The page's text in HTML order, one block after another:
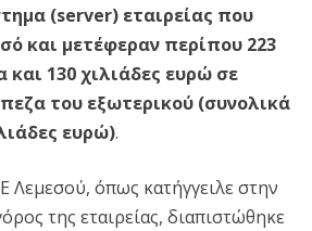
(server) εταιρείας που
και μετέφεραν περίπου 223
και 130 χιλιάδες ευρώ σε
του εξωτερικού (συνολικά
ευρώ).
όπως κατήγγειλε στην
της εταιρείας, διαπιστώθηκε